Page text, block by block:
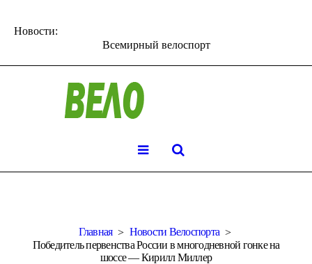
Новости:
Всемирный велоспорт
Главная
Новости Велоспорта
Победитель первенства России в многодневной гонке на
шоссе — Кирилл Миллер